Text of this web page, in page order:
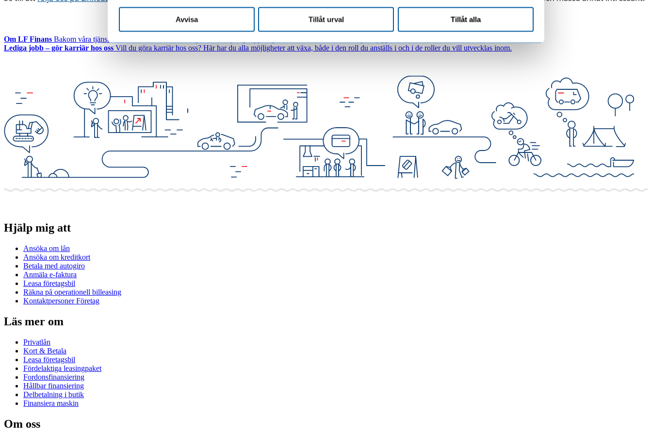
Avvisa Tillåt urval Tillåt alla
Om LF Finans Bakom våra tjänster finns människor, värderingar och ett tydligt uppdrag. Läs mer oss och hur vi skapar trygga affärer.
Lediga jobb – gör karriär hos oss Vill du göra karriär hos oss? Här har du alla möjligheter att växa, både i den roll du anställs i och i de roller du vill utvecklas inom.
Hjälp mig att
Ansöka om lån
Ansöka om kreditkort
Betala med autogiro
Anmäla e-faktura
Leasa företagsbil
Räkna på operationell billeasing
Kontaktpersoner Företag
Läs mer om
Privatlån
Kort & Betala
Leasa företagsbil
Fördelaktiga leasingpaket
Fordonsfinansiering
Hållbar finansiering
Delbetalning i butik
Finansiera maskin
Om oss